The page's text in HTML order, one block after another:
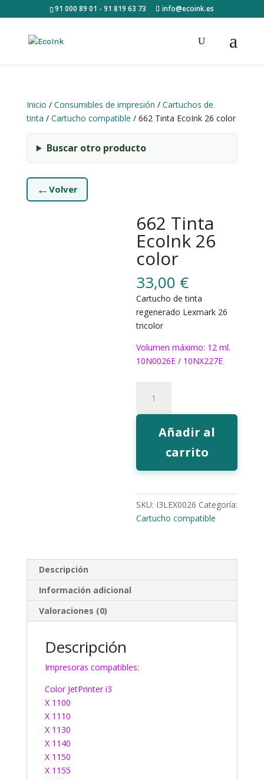
91 000 89 01 - 91 819 63 73 info@ecoink.es
Inicio / Consumibles de impresión / Cartuchos de
tinta / Cartucho compatible / 662 Tinta EcoInk 26 color
Buscar otro producto
← Volver
662 Tinta
EcoInk 26
color
33,00 €
Cartucho de tinta
regenerado Lexmark 26
tricolor
Volumen máximo: 12 ml.
10N0026E / 10NX227E
Tinta
EcoInk
cantidad
Añadir al
carrito
SKU: I3LEX0026 Categoría:
Cartucho compatible
Descripción
Información adicional
Valoraciones (0)
Descripción
Impresoras compatibles:
Color JetPrinter i3
X 1100
X 1110
X 1130
X 1140
X 1150
X 1155